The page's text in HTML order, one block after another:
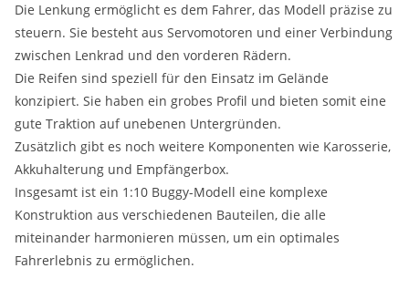
Die Lenkung ermöglicht es dem Fahrer, das Modell präzise zu
steuern. Sie besteht aus Servomotoren und einer Verbindung
zwischen Lenkrad und den vorderen Rädern.
Die Reifen sind speziell für den Einsatz im Gelände
konzipiert. Sie haben ein grobes Profil und bieten somit eine
gute Traktion auf unebenen Untergründen.
Zusätzlich gibt es noch weitere Komponenten wie Karosserie,
Akkuhalterung und Empfängerbox.
Insgesamt ist ein 1:10 Buggy-Modell eine komplexe
Konstruktion aus verschiedenen Bauteilen, die alle
miteinander harmonieren müssen, um ein optimales
Fahrerlebnis zu ermöglichen.